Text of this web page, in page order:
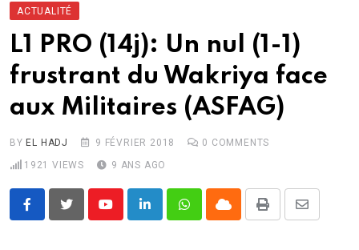
CLUB
ACTUALITÉ
L1 PRO (14j): Un nul (1-1)
frustrant du Wakriya face
aux Militaires (ASFAG)
BYEL HADJ 9 FÉVRIER 2018 0 COMMENTS
1921 VIEWS 9 ANS AGO
YoutubeLinkedInWhatsappCloud Print
Share